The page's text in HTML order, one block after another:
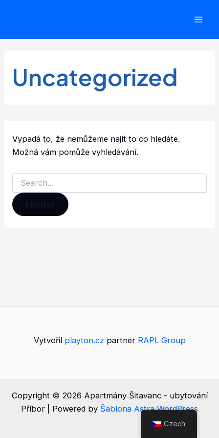
Uncategorized
Vypadá to, že nemůžeme najít to co hledáte.
Možná vám pomůže vyhledávání.
Vyhledat
pro:
Vytvořil playton.cz partner RAPL Group
Copyright © 2026 Apartmány Šitavanc - ubytování
Příbor | Powered by Šablona Astra WordPress
Czech